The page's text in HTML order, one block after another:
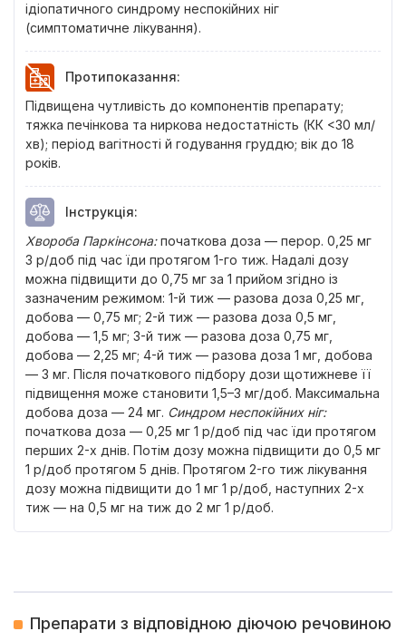
ідіопатичного синдрому неспокійних ніг
(симптоматичне лікування).
Протипоказання:
Підвищена чутливість до компонентів препарату;
тяжка печінкова та ниркова недостатність (КК <30 мл/
хв); період вагітності й годування груддю; вік до 18
років.
Інструкція:
Хвороба Паркінсона:початкова доза — перор. 0,25 мг
3 р/доб під час їди протягом 1-го тиж. Надалі дозу
можна підвищити до 0,75 мг за 1 прийом згідно із
зазначеним режимом: 1-й тиж — разова доза 0,25 мг,
добова — 0,75 мг; 2-й тиж — разова доза 0,5 мг,
добова — 1,5 мг; 3-й тиж — разова доза 0,75 мг,
добова — 2,25 мг; 4-й тиж — разова доза 1 мг, добова
— 3 мг. Після початкового підбору дози щотижневе її
підвищення може становити 1,5–3 мг/доб. Максимальна
добова доза — 24 мг. Синдром неспокійних ніг:
початкова доза — 0,25 мг 1 р/доб під час їди протягом
перших 2-х днів. Потім дозу можна підвищити до 0,5 мг
1 р/доб протягом 5 днів. Протягом 2-го тиж лікування
дозу можна підвищити до 1 мг 1 р/доб, наступних 2-х
тиж — на 0,5 мг на тиж до 2 мг 1 р/доб.
Препарати з відповідною діючою речовиною